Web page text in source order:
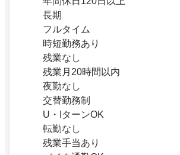
長期
フルタイム
時短勤務あり
残業なし
残業月20時間以内
夜勤なし
交替勤務制
U・IターンOK
転勤なし
残業手当あり